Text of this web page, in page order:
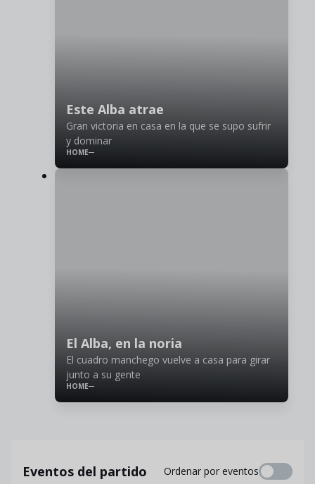
Este Alba atrae
Gran victoria en casa en la que se supo sufrir
y dominar
HOME
El Alba, en la noria
El cuadro manchego vuelve a casa para girar
junto a su gente
HOME
Eventos del partido Ordenar por eventos